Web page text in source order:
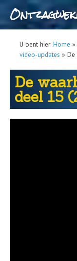
U bent hier: Home »
video-updates » De
De
deel 15